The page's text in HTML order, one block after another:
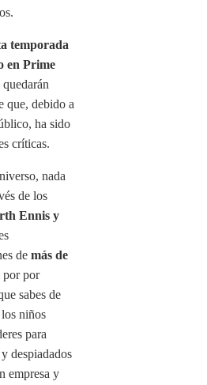
temporada
en Prime
que, debido a
ha sido
críticas.
nada
de los
Ennis y
de más de
por por
sabes de
niños
para
despiadados
empresa y